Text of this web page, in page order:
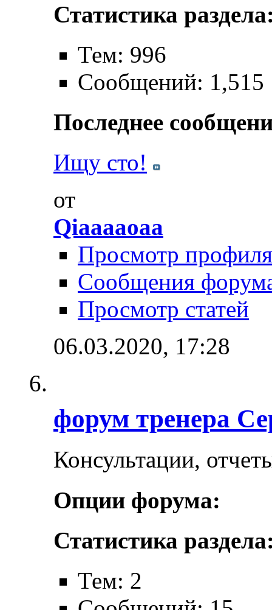
Статистика
Тем: 996
Сообщений: 1,515
Последнее
Ищу сто!
от
Qiaaaaoaa
Просмотр профиля
Сообщения
Просмотр статей
06.03.2020, 17:28
форум тренера
Консультации,
Опции форума:
Статистика
Тем: 2